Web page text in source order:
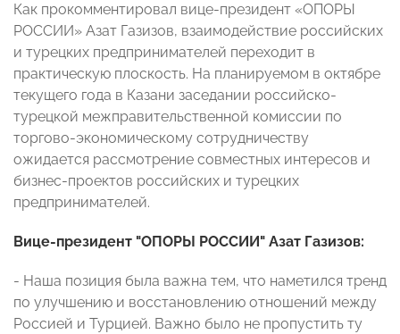
Как прокомментировал вице-президент «ОПОРЫ
РОССИИ» Азат Газизов, взаимодействие российских
и турецких предпринимателей переходит в
практическую плоскость. На планируемом в октябре
текущего года в Казани заседании российско-
турецкой межправительственной комиссии по
торгово-экономическому сотрудничеству
ожидается рассмотрение совместных интересов и
бизнес-проектов российских и турецких
предпринимателей.
Вице-президент "ОПОРЫ РОССИИ" Азат Газизов:
- Наша позиция была важна тем, что наметился тренд
по улучшению и восстановлению отношений между
Россией и Турцией. Важно было не пропустить ту